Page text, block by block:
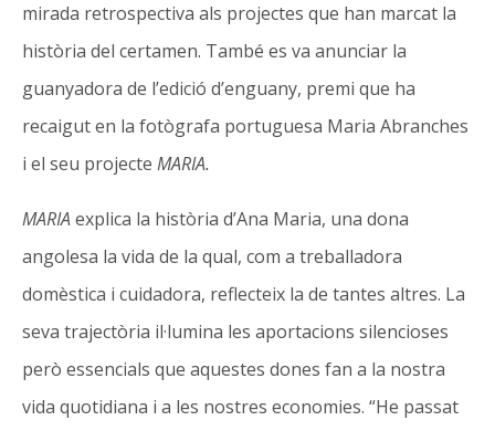
mirada retrospectiva als projectes que han marcat la
història del certamen. També es va anunciar la
guanyadora de l’edició d’enguany, premi que ha
recaigut en la fotògrafa portuguesa Maria Abranches
i el seu projecte MARIA.
MARIA explica la història d’Ana Maria, una dona
angolesa la vida de la qual, com a treballadora
domèstica i cuidadora, reflecteix la de tantes altres. La
seva trajectòria il·lumina les aportacions silencioses
però essencials que aquestes dones fan a la nostra
vida quotidiana i a les nostres economies. “He passat